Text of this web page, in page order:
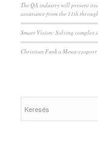
The QA industry will present
assurance from the 11th
Smart Vision: Solving complex
Christian Funk a Mewa-